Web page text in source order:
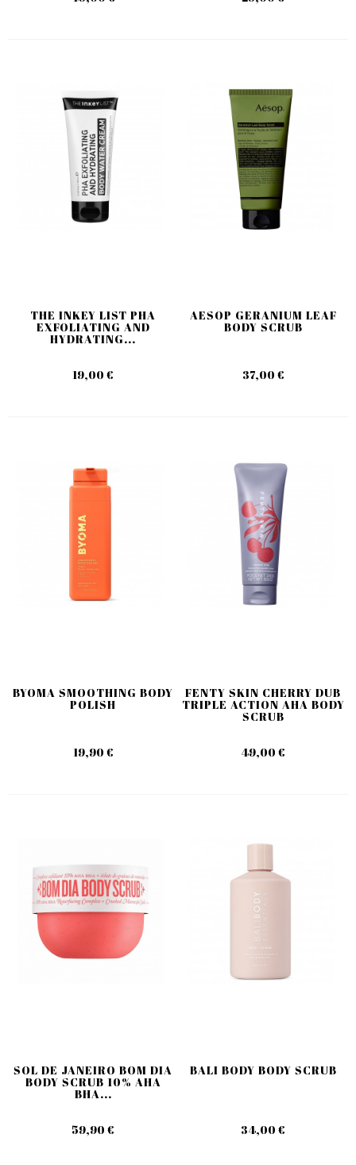
THE INKEY LIST PHA
EXFOLIATING AND
HYDRATING...
19,00 €
AESOP GERANIUM LEAF
BODY SCRUB
37,00 €
BYOMA SMOOTHING BODY
POLISH
19,90 €
FENTY SKIN CHERRY DUB
TRIPLE ACTION AHA BODY
SCRUB
49,00 €
SOL DE JANEIRO BOM DIA
BODY SCRUB 10% AHA
BHA...
59,90 €
BALI BODY BODY SCRUB
34,00 €